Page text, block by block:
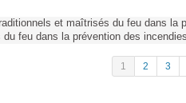
et maîtrisés du feu dans la
feu dans la prévention des
1 2 3